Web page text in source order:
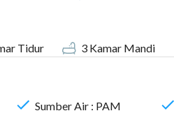
Tidur 3 Kamar Mandi
Sumber Air : PAM